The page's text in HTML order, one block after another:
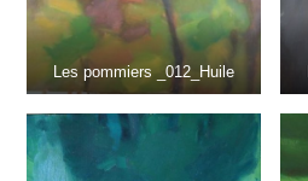
Les pommiers _012_Huile